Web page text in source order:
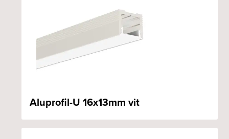
Aluprofil-U 16x13mm vit